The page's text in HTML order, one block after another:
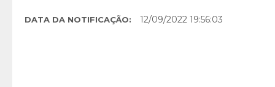
DATA DA NOTIFICAÇÃO: 12/09/2022 19:56:03